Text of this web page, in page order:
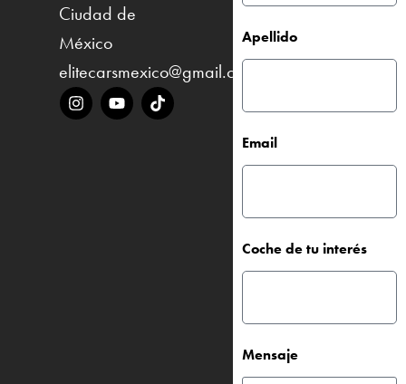
Ciudad de
México
elitecarsmexico@gmail.com
Apellido
Email
Coche de tu interés
Mensaje